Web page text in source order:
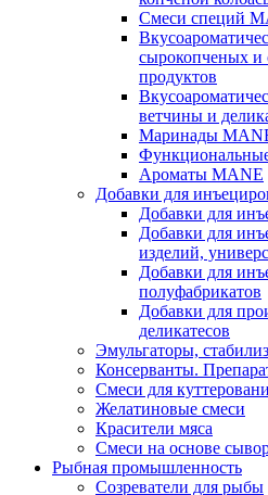
Смеси специй
сырокопченых
продуктов
ветчины и
Маринады
Ароматы MANE
Добавки для
Добавки для
Добавки для
изделий,
Добавки для
полуфабрикатов
Добавки для
деликатесов
Эмульгаторы,
Консерванты.
Смеси для
Желатиновые смеси
Красители мяса
Смеси на основе
Рыбная промышленность
Созреватели для рыбы